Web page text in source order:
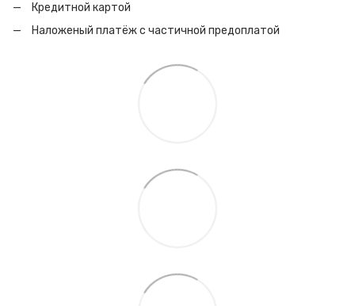
Кредитной картой
Наложеный платёж с частичной предоплатой